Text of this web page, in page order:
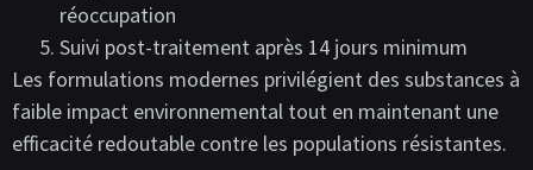
réoccupation
Suivi post-traitement après 14 jours minimum
Les formulations modernes privilégient des substances à
faible impact environnemental tout en maintenant une
efficacité redoutable contre les populations résistantes.